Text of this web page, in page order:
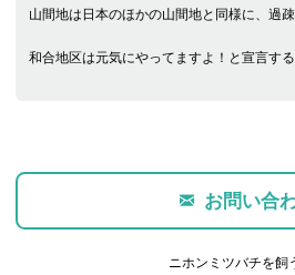
山間地は日本のほかの山間地と同様に、過
和合地区は元気にやってますよ！と宣言する
お問い合
ニホンミツバチを飼